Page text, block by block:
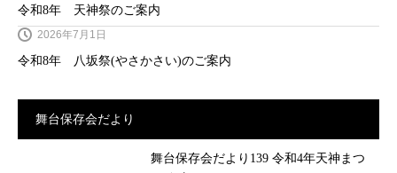
令和8年 天神祭のご案内
令和8年 八坂祭(やさかさい)のご案内
2026年7月1日
舞台保存会だより
舞台保存会だより139 令和4年天神まつ